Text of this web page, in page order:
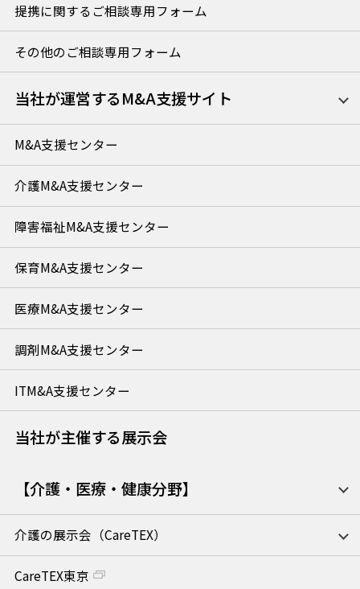
提携に関するご相談専用フォーム
その他のご相談専用フォーム
当社が運営するM&A支援サイト
M&A支援センター
介護M&A支援センター
障害福祉M&A支援センター
保育M&A支援センター
医療M&A支援センター
調剤M&A支援センター
ITM&A支援センター
当社が主催する展示会
【介護・医療・健康分野】
介護の展示会（CareTEX）
CareTEX東京